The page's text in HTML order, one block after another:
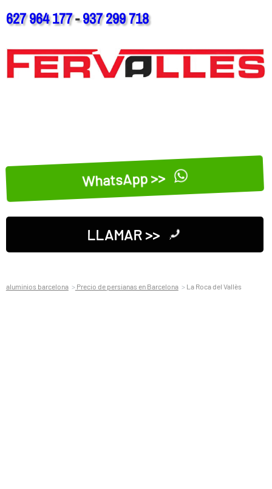
627 964 177-937 299 718
WhatsApp >>
LLAMAR >>
aluminios barcelona Precio de persianas en Barcelona La Roca del Vallès